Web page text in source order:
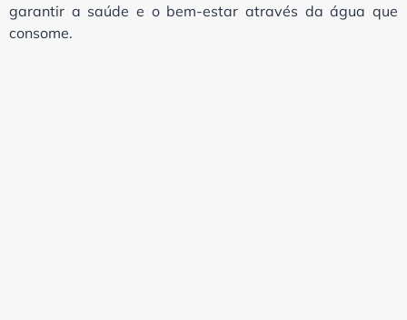
garantir a saúde e o bem-estar através da água que
consome.